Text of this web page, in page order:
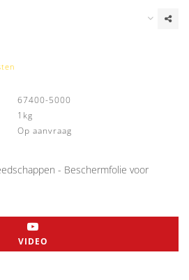
67400-5000
1kg
Op aanvraag
- Beschermfolie voor
VIDEO